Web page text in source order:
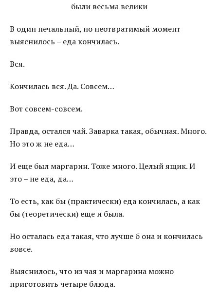
были весьма велики
В один печальный, но неотвратимый момент
выяснилось – еда кончилась.
Вся.
Кончилась вся. Да. Совсем…
Вот совсем-совсем.
Правда, остался чай. Заварка такая, обычная. Много.
Но это ж не еда…
И еще был маргарин. Тоже много. Целый ящик. И
это – не еда, да…
То есть, как бы (практически) еда кончилась, а как
бы (теоретически) еще и была.
Но осталась еда такая, что лучше б она и кончилась
вовсе.
Выяснилось, что из чая и маргарина можно
приготовить четыре блюда.